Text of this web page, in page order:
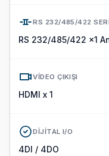
RS 232/485/422
RS 232/485/422 x1
VIDEO ÇIKIŞI
HDMI x 1
DIJITAL I/O
4DI / 4DO